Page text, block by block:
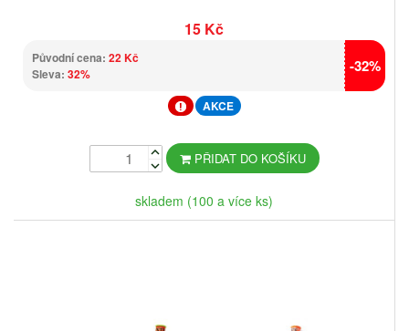
15 Kč
Původní cena: 22 Kč
Sleva: 32% -32%
AKCE
PŘIDAT DO KOŠÍKU
skladem (100 a více ks)